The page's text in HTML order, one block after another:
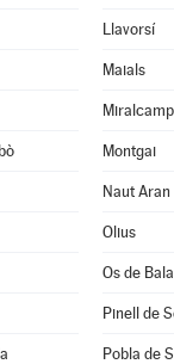
Llavorsí
Maials
Miralcamp
Montgai
Naut Aran
Olius
Os de
Pinell de
Pobla de